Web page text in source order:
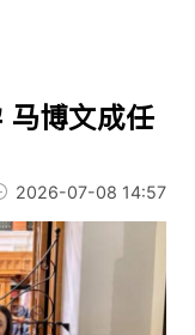
马博文成任
2026-07-08 14:57